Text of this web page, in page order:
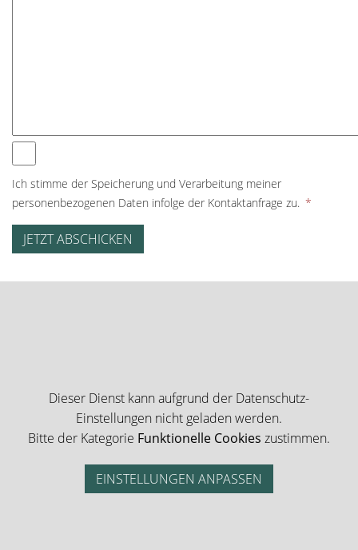
Ich stimme der Speicherung und Verarbeitung meiner
personenbezogenen Daten infolge der Kontaktanfrage zu. *
JETZT ABSCHICKEN
Dieser Dienst kann aufgrund der Datenschutz-
Einstellungen nicht geladen werden.
Bitte der Kategorie Funktionelle Cookies zustimmen.
EINSTELLUNGEN ANPASSEN